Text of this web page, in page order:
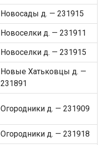
Новосады д. — 231915
Новоселки д. — 231911
Новоселки д. — 231915
Новые Хатьковцы д. —
231891
Огородники д. — 231909
Огородники д. — 231918